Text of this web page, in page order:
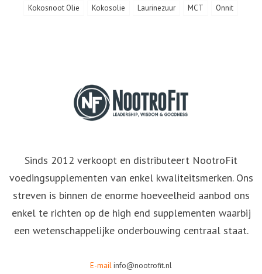
Kokosnoot Olie Kokosolie Laurinezuur MCT Onnit
Sinds 2012 verkoopt en distributeert NootroFit
voedingsupplementen van enkel kwaliteitsmerken. Ons
streven is binnen de enorme hoeveelheid aanbod ons
enkel te richten op de high end supplementen waarbij
een wetenschappelijke onderbouwing centraal staat.
E-mailinfo@nootrofit.nl